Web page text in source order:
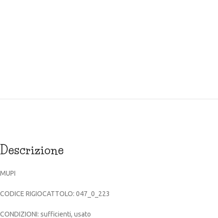
Descrizione
MUPI
CODICE RIGIOCATTOLO: 047_0_223
CONDIZIONI: sufficienti, usato